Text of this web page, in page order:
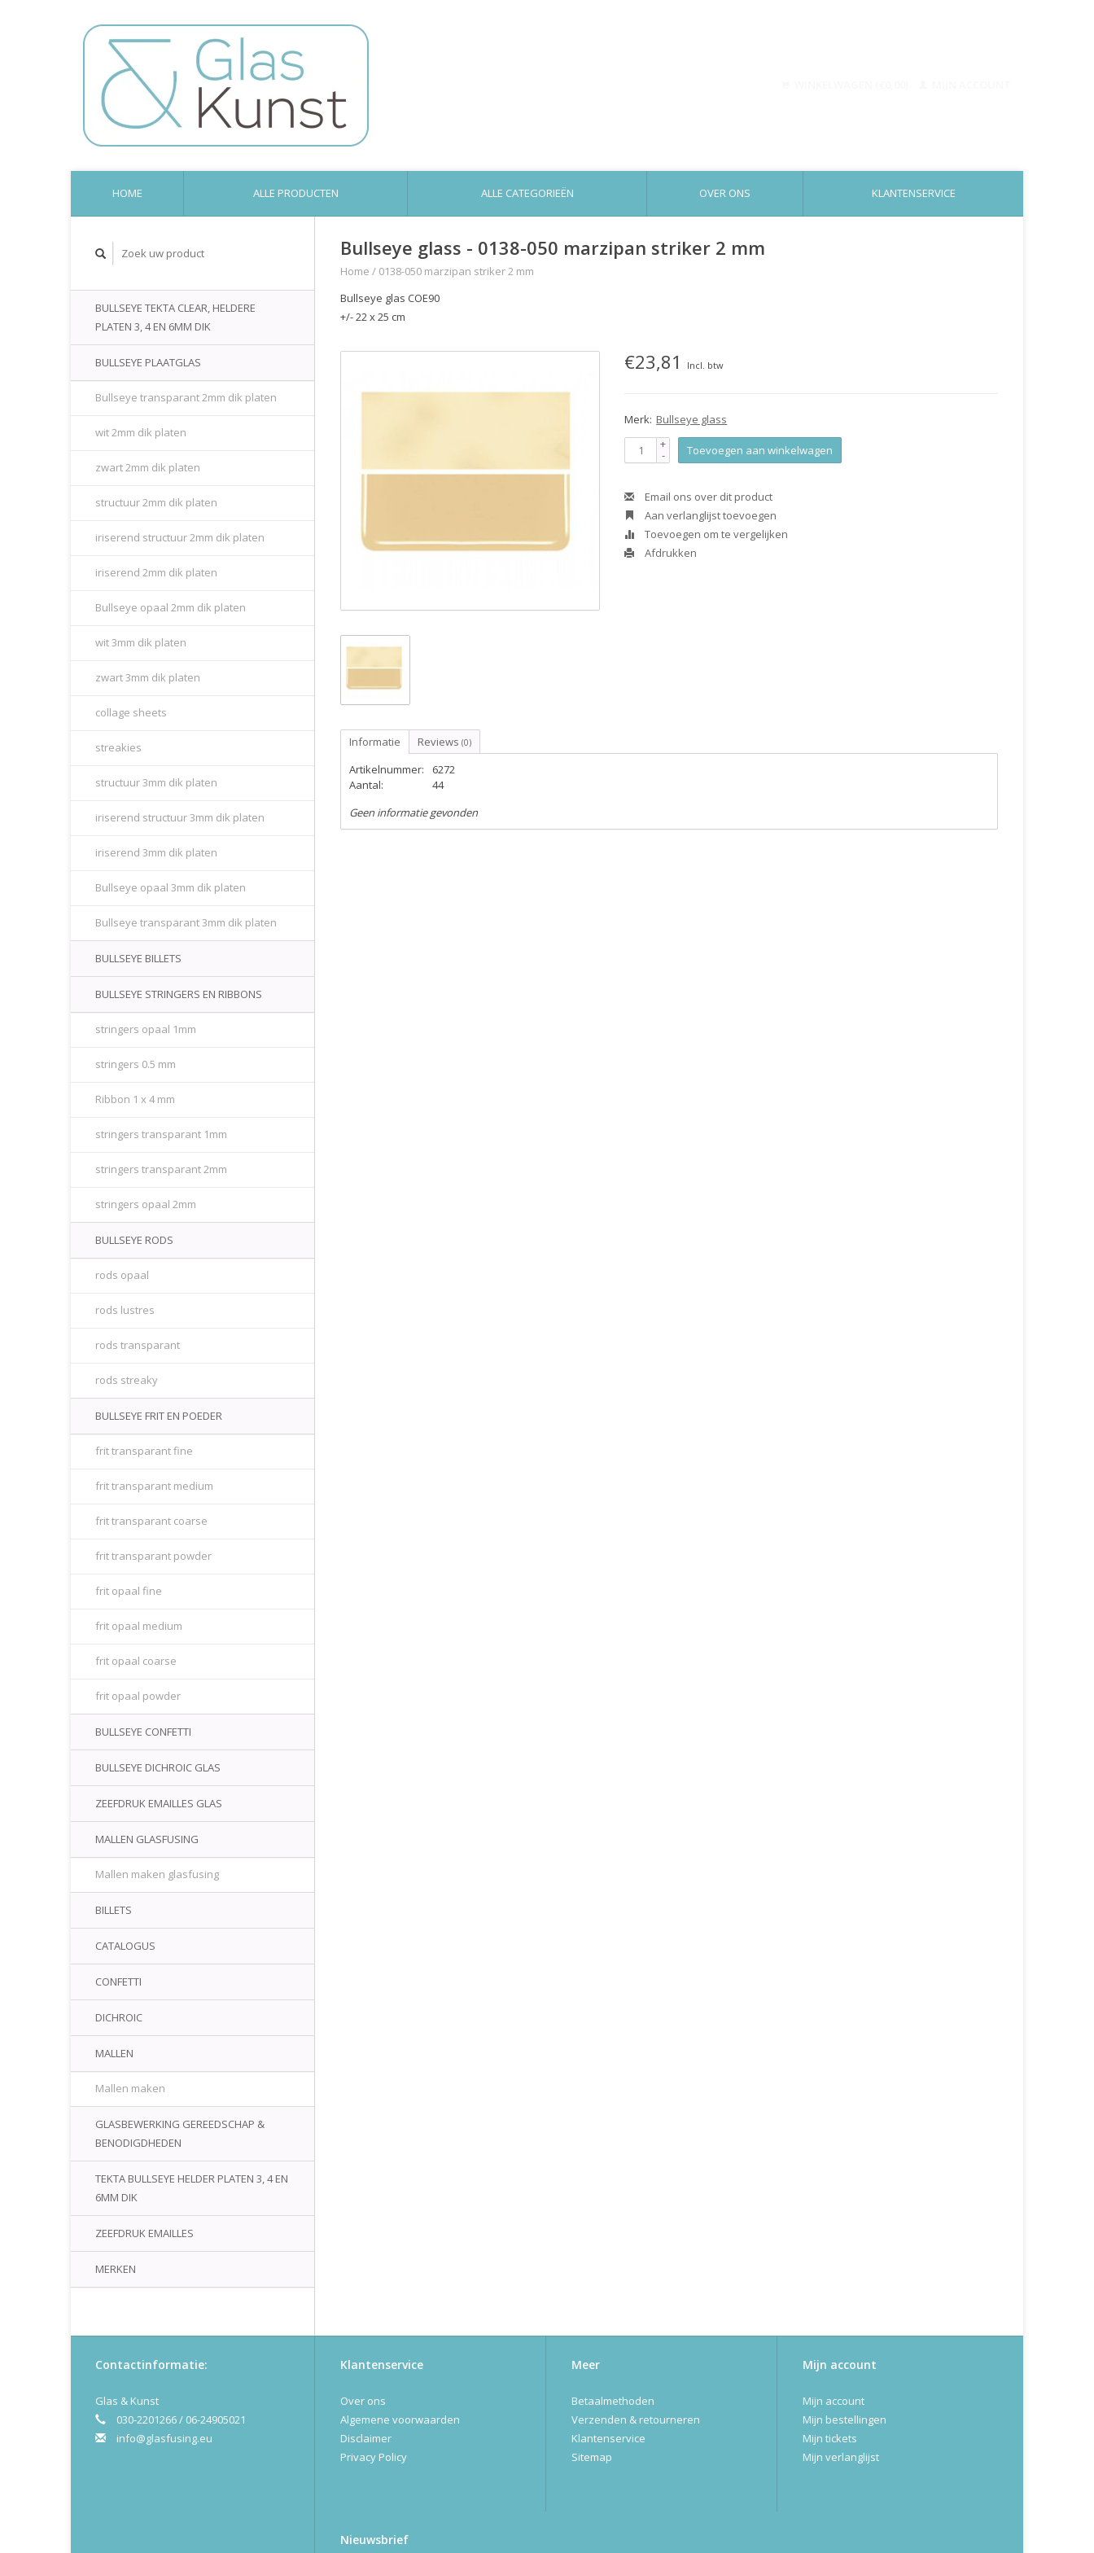
HOME ALLE PRODUCTEN ALLE CATEGORIEËN OVER ONS KLANTENSERVICE
BULLSEYE TEKTA CLEAR, HELDERE
PLATEN 3, 4 EN 6MM DIK
BULLSEYE PLAATGLAS
Bullseye transparant 2mm dik platen
wit 2mm dik platen
zwart 2mm dik platen
structuur 2mm dik platen
iriserend structuur 2mm dik platen
iriserend 2mm dik platen
Bullseye opaal 2mm dik platen
wit 3mm dik platen
zwart 3mm dik platen
collage sheets
streakies
structuur 3mm dik platen
iriserend structuur 3mm dik platen
iriserend 3mm dik platen
Bullseye opaal 3mm dik platen
Bullseye transparant 3mm dik platen
BULLSEYE BILLETS
BULLSEYE STRINGERS EN RIBBONS
stringers opaal 1mm
stringers 0.5 mm
Ribbon 1 x 4 mm
stringers transparant 1mm
stringers transparant 2mm
stringers opaal 2mm
BULLSEYE RODS
rods opaal
rods lustres
rods transparant
rods streaky
BULLSEYE FRIT EN POEDER
frit transparant fine
frit transparant medium
frit transparant coarse
frit transparant powder
frit opaal fine
frit opaal medium
frit opaal coarse
frit opaal powder
BULLSEYE CONFETTI
BULLSEYE DICHROIC GLAS
ZEEFDRUK EMAILLES GLAS
MALLEN GLASFUSING
Mallen maken glasfusing
BILLETS
CATALOGUS
CONFETTI
DICHROIC
MALLEN
Mallen maken
GLASBEWERKING GEREEDSCHAP &
BENODIGDHEDEN
TEKTA BULLSEYE HELDER PLATEN 3, 4 EN
6MM DIK
ZEEFDRUK EMAILLES
MERKEN
Bullseye glass - 0138-050 marzipan striker 2 mm
Home / 0138-050 marzipan striker 2 mm
Bullseye glas COE90
+/- 22 x 25 cm
€23,81 Incl. btw
Merk: Bullseye glass
+
- Toevoegen aan winkelwagen
Email ons over dit product
Aan verlanglijst toevoegen
Toevoegen om te vergelijken
Afdrukken
Informatie Reviews (0)
Artikelnummer:
6272
Aantal:
44
Geen informatie gevonden
Contactinformatie:
Glas & Kunst
030-2201266 / 06-24905021
info@glasfusing.eu
Klantenservice
Over ons
Algemene voorwaarden
Disclaimer
Privacy Policy
Meer
Betaalmethoden
Verzenden & retourneren
Klantenservice
Sitemap
Mijn account
Mijn account
Mijn bestellingen
Mijn tickets
Mijn verlanglijst
Nieuwsbrief